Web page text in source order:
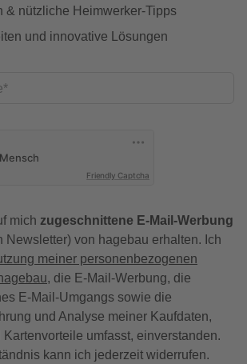
& nützliche Heimwerker-Tipps
und innovative Lösungen
Friendly Captcha
mich zugeschnittene E-Mail-Werbung
Newsletter) von hagebau erhalten. Ich
meiner personenbezogenen
, die E-Mail-Werbung, die
E-Mail-Umgangs sowie die
und Analyse meiner Kaufdaten,
umfasst, einverstanden.
kann ich jederzeit widerrufen.